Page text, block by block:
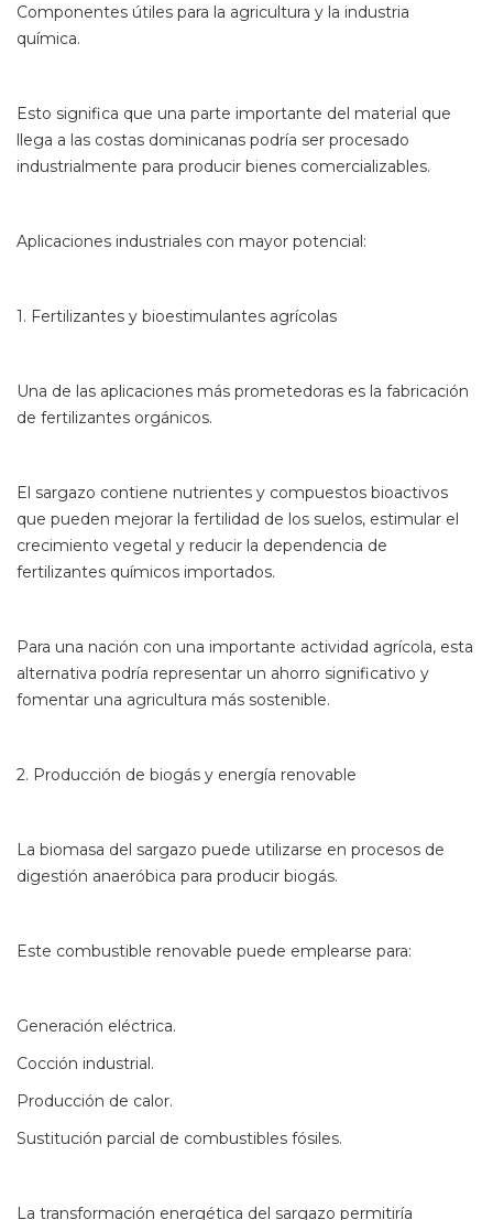
Componentes útiles para la agricultura y la industria
química.
Esto significa que una parte importante del material que
llega a las costas dominicanas podría ser procesado
industrialmente para producir bienes comercializables.
Aplicaciones industriales con mayor potencial:
1. Fertilizantes y bioestimulantes agrícolas
Una de las aplicaciones más prometedoras es la fabricación
de fertilizantes orgánicos.
El sargazo contiene nutrientes y compuestos bioactivos
que pueden mejorar la fertilidad de los suelos, estimular el
crecimiento vegetal y reducir la dependencia de
fertilizantes químicos importados.
Para una nación con una importante actividad agrícola, esta
alternativa podría representar un ahorro significativo y
fomentar una agricultura más sostenible.
2. Producción de biogás y energía renovable
La biomasa del sargazo puede utilizarse en procesos de
digestión anaeróbica para producir biogás.
Este combustible renovable puede emplearse para:
Generación eléctrica.
Cocción industrial.
Producción de calor.
Sustitución parcial de combustibles fósiles.
La transformación energética del sargazo permitiría